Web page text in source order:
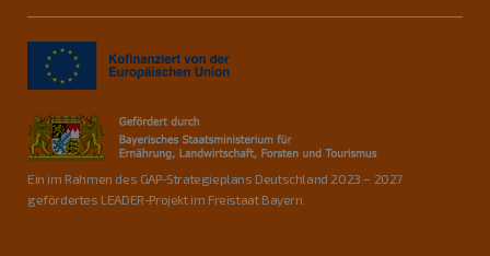
Ein im Rahmen des GAP-Strategieplans Deutschland 2023 – 2027
gefördertes LEADER-Projekt im Freistaat Bayern.